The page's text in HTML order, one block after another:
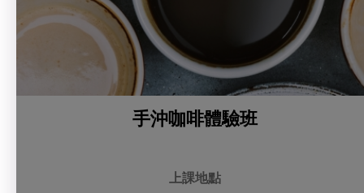
手沖咖啡體驗班
上課地點